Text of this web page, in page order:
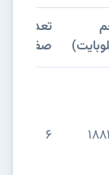
تعداد
صفحات
6